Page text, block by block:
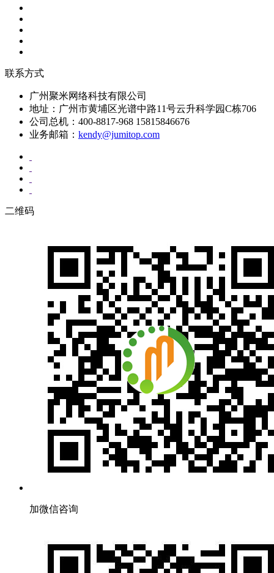
联系方式
广州聚米网络科技有限公司
地址：广州市黄埔区光谱中路11号云升科学园C栋706
公司总机：400-8817-968 15815846676
业务邮箱： kendy@jumitop.com
二维码
加微信咨询